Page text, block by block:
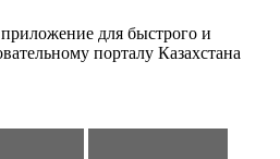
для быстрого и
порталу Казахстана